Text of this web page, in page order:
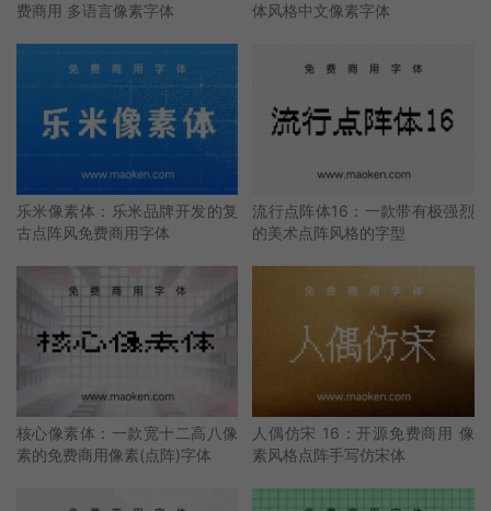
费商用 多语言像素字体
体风格中文像素字体
乐米像素体：乐米品牌开发的复
古点阵风免费商用字体
流行点阵体16：一款带有极强烈
的美术点阵风格的字型
核心像素体：一款宽十二高八像
素的免费商用像素(点阵)字体
人偶仿宋 16：开源免费商用 像
素风格点阵手写仿宋体